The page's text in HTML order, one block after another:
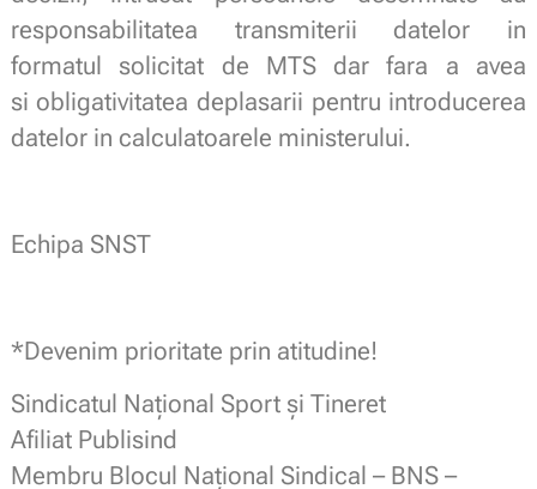
responsabilitatea transmiterii datelor in
formatul solicitat de MTS dar fara a avea
si obligativitatea deplasarii pentru introducerea
datelor in calculatoarele ministerului.
Echipa SNST
*Devenim prioritate prin atitudine!
Sindicatul Naţional Sport şi Tineret
Afiliat Publisind
Membru Blocul Naţional Sindical – BNS –